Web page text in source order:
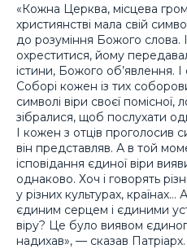
«Кожна Церква, місцева
християнстві мала свій
до розуміння Божого слова.
охреститися, йому
істини, Божого об’явлення.
Соборі кожен із тих
символі віри своєї
зібралися, щоб послухати
І кожен з отців проголосив
він представляв. А в той
ісповідання єдиної віри
однаково. Хоч і говорять
у різних культурах,
єдиним серцем і єдиними
віру? Це було виявом
надихав», — сказав Патріарх.